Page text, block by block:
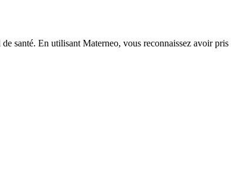
santé. En utilisant Materneo, vous reconnaissez avoir pris